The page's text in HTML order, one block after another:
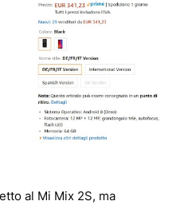
al Mi Mix 2S, ma